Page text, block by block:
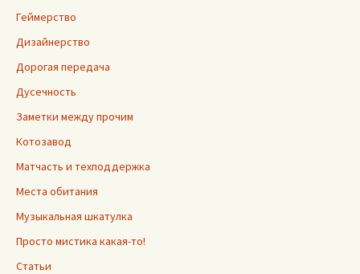
Геймерство
Дизайнерство
Дорогая передача
Дусечность
Заметки между прочим
Котозавод
Матчасть и техподдержка
Места обитания
Музыкальная шкатулка
Просто мистика какая-то!
Статьи